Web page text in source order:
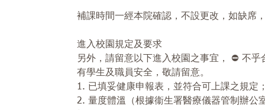
補課時間一經本院確認，不設更改，如缺席
進入校園規定及要求
另外，請留意以下進入校園之事宜， ⛔ 不
有學生及職員安全，敬請留意。
1. 已填妥健康申報表，並符合可上課之規
2. 量度體溫（根據衞生署醫療儀器管制辦公